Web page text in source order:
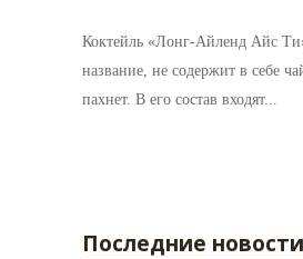
Коктейль «Лонг-Айленд Айс
название, не содержит в себе
пахнет. В его состав входят...
Последние новости